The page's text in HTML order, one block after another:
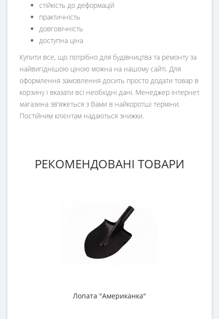
стійкість до деформацій
практичність
довговічність
доступна ціна
Купити все, що потрібно для будівництва та ремонту за
найвигіднішою ціною можна на нашому сайті. Для
оформлення замовлення досить просто додати товар в
корзину і вказати всі необхідні дані. Менеджер інтернет
магазина зв'яжеться з Вами в найкоротші терміни.
Постійним клієнтам надаються знижки.
РЕКОМЕНДОВАНІ ТОВАРИ
Лопата "Американка"